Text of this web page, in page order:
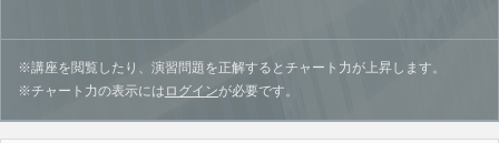
※講座を閲覧したり、演習問題を正解するとチャート力が上昇します。
※チャート力の表示には ログインが必要です。